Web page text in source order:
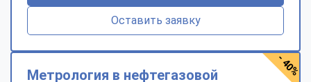
Оставить заявку
Метрология в нефтегазовой
- 40%